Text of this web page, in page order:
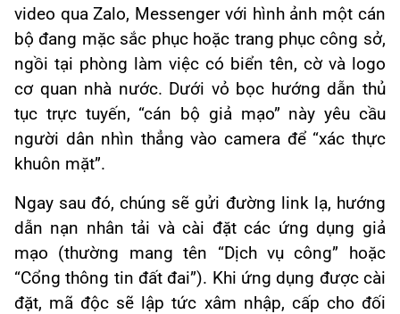
video qua Zalo, Messenger với hình ảnh một cán
bộ đang mặc sắc phục hoặc trang phục công sở,
ngồi tại phòng làm việc có biển tên, cờ và logo
cơ quan nhà nước. Dưới vỏ bọc hướng dẫn thủ
tục trực tuyến, “cán bộ giả mạo” này yêu cầu
người dân nhìn thẳng vào camera để “xác thực
khuôn mặt”.
Ngay sau đó, chúng sẽ gửi đường link lạ, hướng
dẫn nạn nhân tải và cài đặt các ứng dụng giả
mạo (thường mang tên “Dịch vụ công” hoặc
“Cổng thông tin đất đai”). Khi ứng dụng được cài
đặt, mã độc sẽ lập tức xâm nhập, cấp cho đối